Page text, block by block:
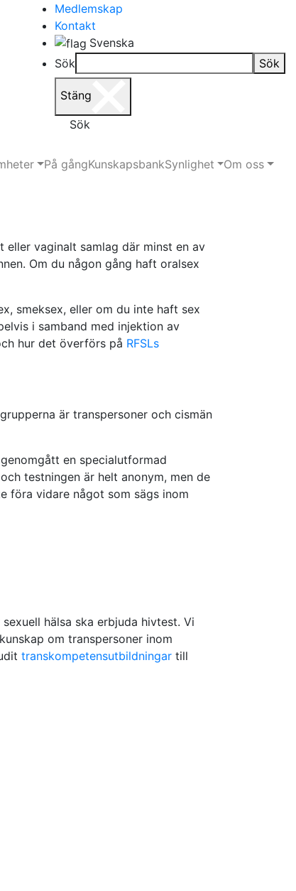
Medlemskap
Kontakt
Svenska
Sök
Sök
Stäng
Sök
På gångKunskapsbankSynlighet
Om oss
vaginalt samlag där minst en av
Om du någon gång haft oralsex
smeksex, eller om du inte haft sex
i samband med injektion av
hur det överförs på RFSLs
är transpersoner och cismän
en specialutformad
testningen är helt anonym, men de
föra vidare något som sägs inom
hälsa ska erbjuda hivtest. Vi
om transpersoner inom
transkompetensutbildningar till